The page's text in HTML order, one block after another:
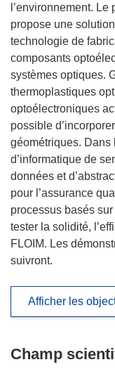
l’environnement. Le
propose une
technologie de
composants
systèmes optiques.
thermoplastiques
optoélectroniques
possible
géométriques. Dans
d’informatique de
données et
pour l’assurance
processus basés
tester la solidité,
FLOIM. Les
suivront.
Afficher les
Champ